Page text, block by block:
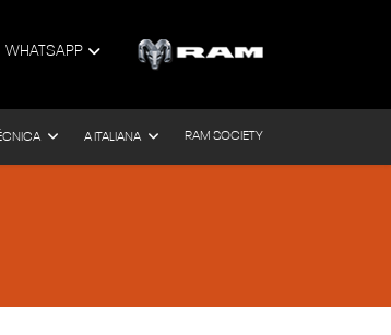
WHATSAPP
A ITALIANA RAM SOCIETY